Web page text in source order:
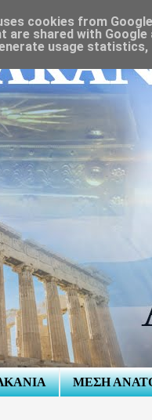
ΜΕΣΗ
cookies from
are shared with
usage statistics,